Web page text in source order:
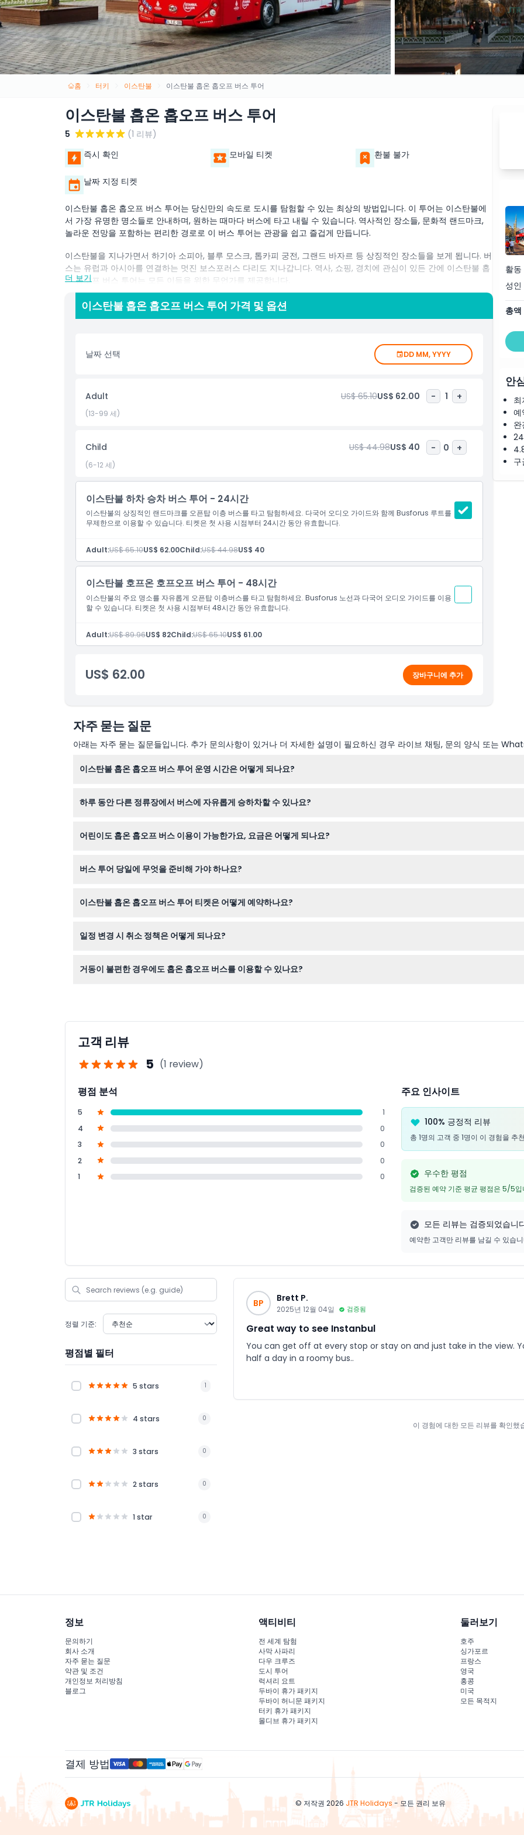
홈 터키 이스탄불 이스탄불 홉온 홉오프 버스 투어
이스탄불 홉온 홉오프 버스 투어
5
(1 리뷰)
즉시 확인
모바일 티켓 환불 불가
날짜 지정 티켓
이스탄불 홉온 홉오프 버스 투어는 당신만의 속도로 도시를 탐험할 수 있는 최상의 방법입니다. 이 투어는 이스탄불에
서 가장 유명한 명소들로 안내하며, 원하는 때마다 버스에 타고 내릴 수 있습니다. 역사적인 장소들, 문화적 랜드마크,
놀라운 전망을 포함하는 편리한 경로로 이 버스 투어는 관광을 쉽고 즐겁게 만듭니다.
이스탄불을 지나가면서 하기아 소피아, 블루 모스크, 톱카피 궁전, 그랜드 바자르 등 상징적인 장소들을 보게 됩니다. 버
스는 유럽과 아시아를 연결하는 멋진 보스포러스 다리도 지나갑니다. 역사, 쇼핑, 경치에 관심이 있든 간에 이스탄불 홉
온 홉오프 버스 투어는 모든 이들을 위한 무언가를 제공합니다.
투어에는 이스탄불의 풍부한 역사와 문화를 배울 수 있도록 다국어로 제공되는 정보성 오디오 가이드가 포함되어 있습
니다. 오픈탑 2층 버스에서는 도시를 완벽하게 조망할 수 있어 잊을 수 없는 경험이 됩니다.
든 여유로운 도시 탐험이든, 이 투어는 완벽한 선택입니다. 오늘 티켓을 예약하고 가장 편리한 방식으로 이스탄불의 아
름다움을 만끽하세요!
하이라이트
아동 성인 정책
운영 시간
위치
취소 정책
더 보기
이스탄불 홉온 홉오프 버스 투어 가격 및 옵션
날짜 선택 DD MM, YYYY
Adult US$ 65.10US$ 62.00 - 1 +
(13-99 세)
Child US$ 44.98US$ 40 - 0 +
(6-12 세)
이스탄불 하차 승차 버스 투어 - 24시간
이스탄불의 상징적인 랜드마크를 오픈탑 이층 버스를 타고 탐험하세요. 다국어 오디오 가이드와 함께 Busforus 루트를
무제한으로 이용할 수 있습니다. 티켓은 첫 사용 시점부터 24시간 동안 유효합니다.
Adult:US$ 65.10US$ 62.00Child:US$ 44.98US$ 40
이스탄불 호프온 호프오프 버스 투어 - 48시간
이스탄불의 주요 명소를 자유롭게 오픈탑 이층버스를 타고 탐험하세요. Busforus 노선과 다국어 오디오 가이드를 이용
할 수 있습니다. 티켓은 첫 사용 시점부터 48시간 동안 유효합니다.
Adult:US$ 89.96US$ 82Child:US$ 65.10US$ 61.00
US$ 62.00 장바구니에 추가
활
성인
총액
안
예
자주 묻는 질문
아래는 자주 묻는 질문들입니다. 추가 문의사항이 있거나 더 자세한 설명이 필요하신 경우 라이브 채팅, 문의 양식 또는
이스탄불 홉온 홉오프 버스 투어 운영 시간은 어떻게 되나요?
변경될 수 있으니 온라인 예약 시 정확한 일정을 확인하세요. (변경 가능 — 예약 시 확인 요망)
하루 동안 다른 정류장에서 버스에 자유롭게 승하차할 수 있나요?
어린이도 홉온 홉오프 버스 이용이 가능한가요, 요금은 어떻게 되나요?
버스 투어 당일에 무엇을 준비해 가야 하나요?
이스탄불 홉온 홉오프 버스 투어 티켓은 어떻게 예약하나요?
일정 변경 시 취소 정책은 어떻게 되나요?
거동이 불편한 경우에도 홉온 홉오프 버스를 이용할 수 있나요?
고객 리뷰
5 (1 review)
평점 분석
5
1
4
0
3
0
2
0
1
0
주요 인사이트
100% 긍정적 리뷰
총 1명의 고객 중 1명이 이 경험을 추
우수한 평점
검증된 예약 기준 평균 평점은 5/5입
모든 리뷰는 검증되었습니
예약한 고객만 리뷰를 남길 수 있습
정렬 기준:
평점별 필터
5 stars 1
4 stars 0
3 stars 0
2 stars 0
1 star 0
BP Brett P.
2025년 12월 04일 검증됨
Great way to see Instanbul
You can get off at every stop or stay on and just take in the view.
half a day in a roomy bus..
이 경험에 대한 모든 리뷰를 확인했
정보
문의하기
회사 소개
자주 묻는 질문
약관 및 조건
개인정보 처리방침
블로그
액티비티
전 세계 탐험
사막 사파리
다우 크루즈
도시 투어
럭셔리 요트
두바이 휴가 패키지
두바이 허니문 패키지
터키 휴가 패키지
몰디브 휴가 패키지
둘러보기
호주
싱가포르
프랑스
영국
홍콩
미국
모든 목적지
결제 방법
© 저작권 2026 JTR Holidays - 모든 권리 보유